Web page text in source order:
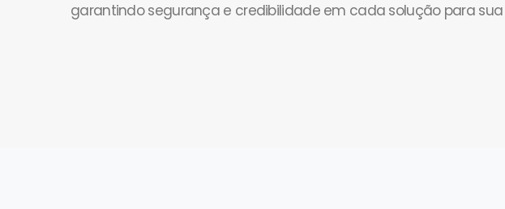
garantindo segurança e credibilidade em cada solução para sua